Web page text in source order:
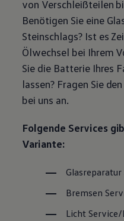
Magazin
Lifestyle
Transport
Familie
Volkswagen
Pannen- und
Volkswagen
von Verschleißteilen
Benötigen Sie eine
Steinschlags? Ist es
Ölwechsel bei Ihrem
Sie die Batterie Ihres
lassen? Fragen Sie
bei uns an.
Folgende Services
Variante:
Glasreparatur
Bremsen
Licht Service/